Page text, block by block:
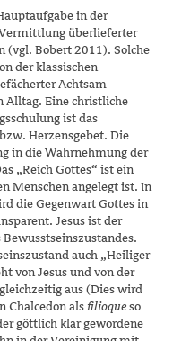
in der
überlieferter
(vgl. Bobert 2011). Solche
der klassischen
Achtsam­
Alltag. Eine christliche
ist das
Herzensgebet. Die
in die Wahr­nehmung der
„Reich Gottes“ ist ein
Menschen angelegt ist. In
die Gegenwart Gottes in
Jesus ist der
auch „Heiliger
von Jesus und von der
aus (Dies wird
Chalcedon als filioque so
göttlich klar gewordene